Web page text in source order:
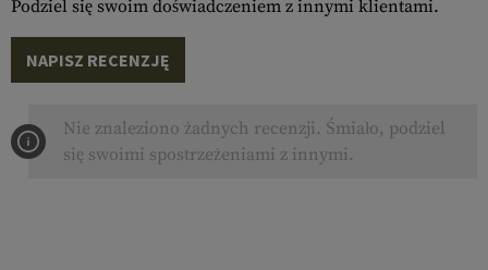
Podziel się swoim doświadczeniem z innymi klientami.
NAPISZ RECENZJĘ
Nie znaleziono żadnych recenzji. Śmiało, podziel
się swoimi spostrzeżeniami z innymi.